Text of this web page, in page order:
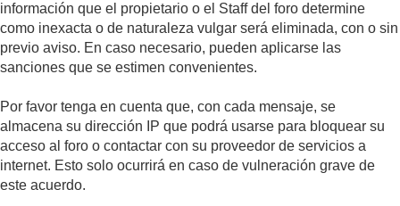
información que el propietario o el Staff del foro determine
como inexacta o de naturaleza vulgar será eliminada, con o sin
previo aviso. En caso necesario, pueden aplicarse las
sanciones que se estimen convenientes.
Por favor tenga en cuenta que, con cada mensaje, se
almacena su dirección IP que podrá usarse para bloquear su
acceso al foro o contactar con su proveedor de servicios a
internet. Esto solo ocurrirá en caso de vulneración grave de
este acuerdo.